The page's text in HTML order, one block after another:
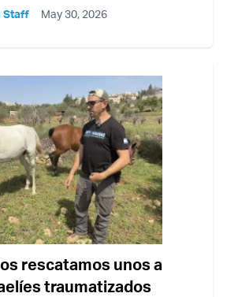
Staff May 30, 2026
rescatamos unos a
traumatizados